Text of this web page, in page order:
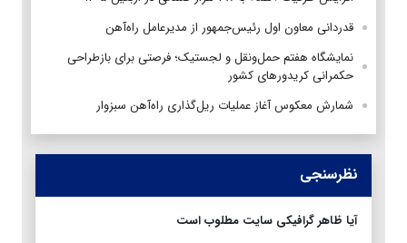
قدردانی معاون اول رئیس‌جمهور از مدیرعامل راه‌آهن
نمایشگاه هفتم حمل‌ونقل و لجستیک؛ فرصتی برای بازطراحی
حکمرانی کریدورهای کشور
شمارش معکوس آغاز عملیات ریل‌گذاری راه‌آهن سبزوار
نظرسنجی
آیا ظاهر گرافیکی سایت مطلوب است